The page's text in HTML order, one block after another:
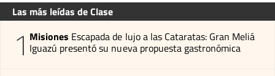
Las más leídas de Clase
1 Misiones Escapada de lujo a las Cataratas: Gran Meliá
Iguazú presentó su nueva propuesta gastronómica